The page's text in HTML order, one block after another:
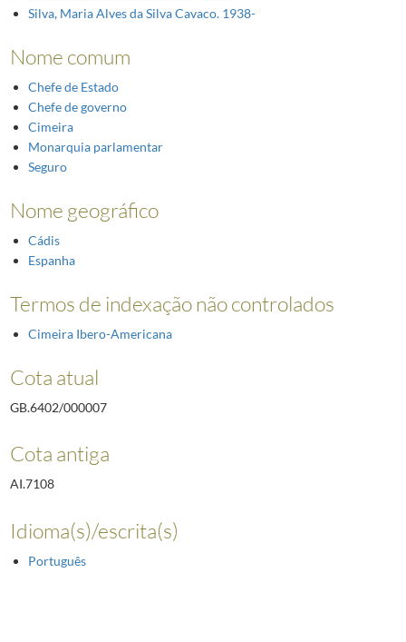
Silva, Maria Alves da Silva Cavaco. 1938-
Nome comum
Chefe de Estado
Chefe de governo
Cimeira
Monarquia parlamentar
Seguro
Nome geográfico
Cádis
Espanha
Termos de indexação não controlados
Cimeira Ibero-Americana
Cota atual
GB.6402/000007
Cota antiga
AI.7108
Idioma(s)/escrita(s)
Português